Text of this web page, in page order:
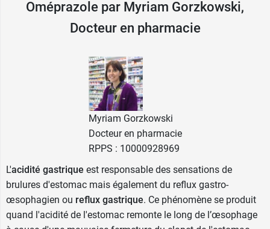
micro-granules et ne doivent pas être croqués.
Si nécessaire, le comprimé peut être dissout
fruit, ou dans une compote.
Ne pas dissoudre les comprimés dans de l'eau
gazeuse ou du lait.
Précautions d'emploi de Mopral
prendre
Mopralpro
pendant la grossesse ou
médicament pour l'estomac peut
Oméprazole par Myriam Gorzkowski,
Docteur en pharmacie
Myriam Gorzkowski
Docteur en pharmacie
RPPS : 10000928969
L'acidité gastrique est responsable des sensations de
brulures d'estomac mais également du reflux gastro-
œsophagien ou reflux gastrique. Ce phénomène se produit
quand l'acidité de l'estomac remonte le long de l’œsophage